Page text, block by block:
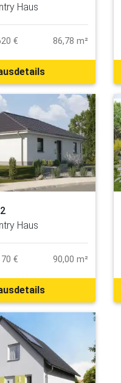
Haus
€ 86,78 m²
Haus
€ 90,00 m²